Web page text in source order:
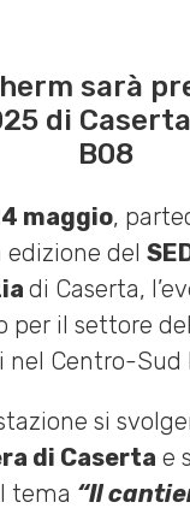
sarà
di
B08
maggio,
del
di Caserta,
per il settore
nel Centro-Sud
si
di Caserta e
tema “Il